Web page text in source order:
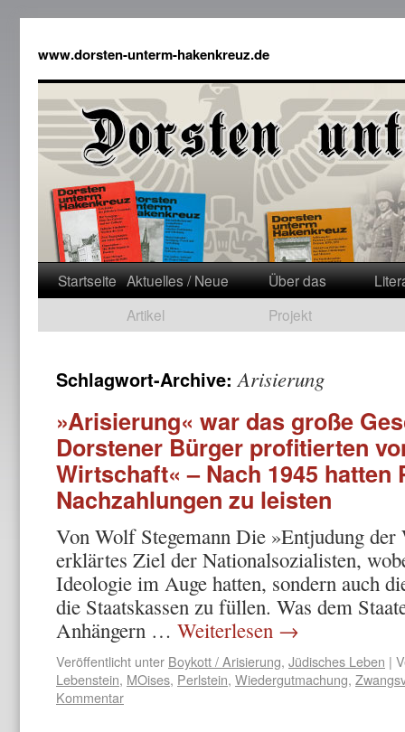
www.dorsten-unterm-hakenkreuz.de
Startseite Aktuelles / Neue
Artikel
Über das
Projekt
Schlagwort-Archive:Arisierung
»Arisierung« war das große
Dorstener Bürger profitierten
Wirtschaft« – Nach 1945
Nachzahlungen zu leisten
Von Wolf Stegemann Die »Entjudung
erklärtes Ziel der Nationalsozialisten,
Ideologie im Auge hatten, sondern auch
die Staatskassen zu füllen. Was dem
Anhängern … Weiterlesen →
Veröffentlicht unter Boykott / Arisierung, Jüdisches Leben |
Lebenstein, MOises, Perlstein, Wiedergutmachung,
Kommentar